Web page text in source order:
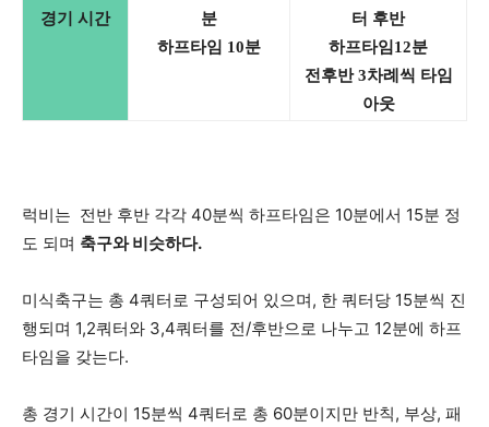
경기 시간
분
하프타임 10분
터 후반
하프타임12분
전후반 3차례씩 타임
아웃
럭비는 전반 후반 각각 40분씩 하프타임은 10분에서 15분 정
도 되며 축구와 비슷하다.
미식축구는 총 4쿼터로 구성되어 있으며, 한 쿼터당 15분씩 진
행되며 1,2쿼터와 3,4쿼터를 전/후반으로 나누고 12분에 하프
타임을 갖는다.
총 경기 시간이 15분씩 4쿼터로 총 60분이지만 반칙, 부상, 패